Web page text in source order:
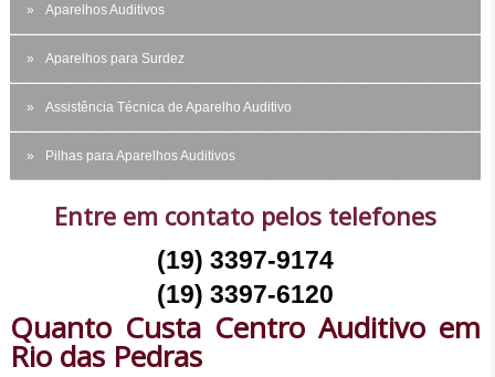
Aparelhos Auditivos
Aparelhos para Surdez
Assistência Técnica de Aparelho Auditivo
Pilhas para Aparelhos Auditivos
Entre em contato pelos telefones
(19) 3397-9174
(19) 3397-6120
Quanto Custa Centro Auditivo em
Rio das Pedras